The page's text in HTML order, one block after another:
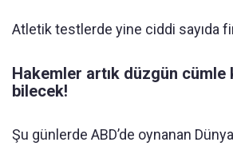
Atletik testlerde yine ciddi sayıda
Hakemler artık düzgün cümle
bilecek!
Şu günlerde ABD’de oynanan